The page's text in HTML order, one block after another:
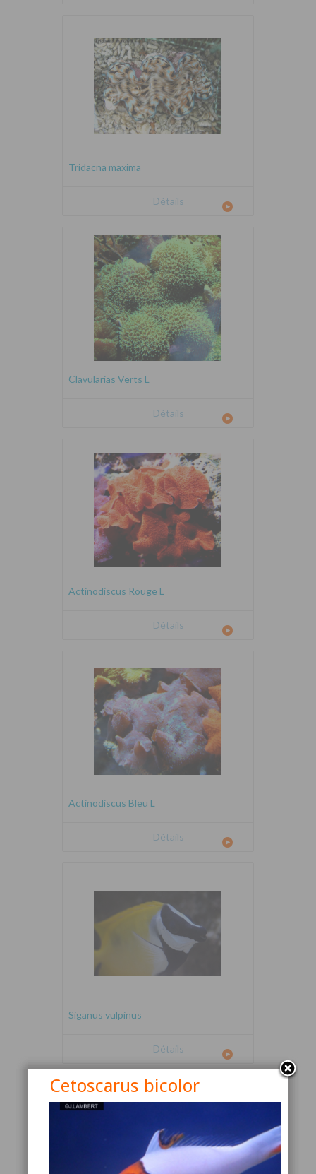
Tridacna maxima
Détails
Clavularias Verts L
Détails
Actinodiscus Rouge L
Détails
Actinodiscus Bleu L
Détails
Siganus vulpinus
Détails
Cetoscarus bicolor